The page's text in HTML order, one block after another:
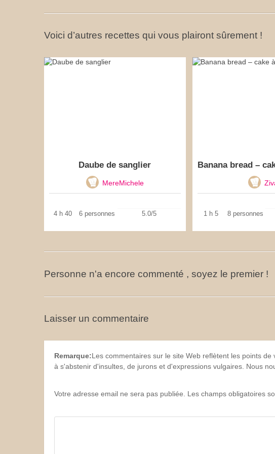
Voici d’autres recettes qui vous plairont sûrement !
Daube de sanglier
MereMichele
4 h 40 6 personnes 5.0/5
Banana bread –
1 h 5 8 personnes
Personne n'a encore commenté , soyez le premier !
Laisser un commentaire
Remarque:Les commentaires sur le site Web reflètent les points
à s'abstenir d'insultes, de jurons et d'expressions vulgaires. Nous
Votre adresse email ne sera pas publiée. Les champs obligatoires